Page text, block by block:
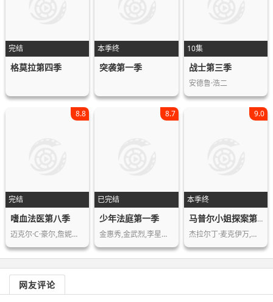
完结
格莫拉第四季
本季终
突袭第一季
10集
战士第三季
安德鲁·浩二
完结
8.8
嗜血法医第八季
迈克尔·C·豪尔,詹妮弗·卡朋特
已完结
8.7
少年法庭第一季
金惠秀,金武烈,李星民,李姃垠,李相喜,…
本季终
9.0
马普尔小姐探案第一季
杰拉尔丁·麦克伊万,佐伊·沃纳梅克,迈…
网友评论